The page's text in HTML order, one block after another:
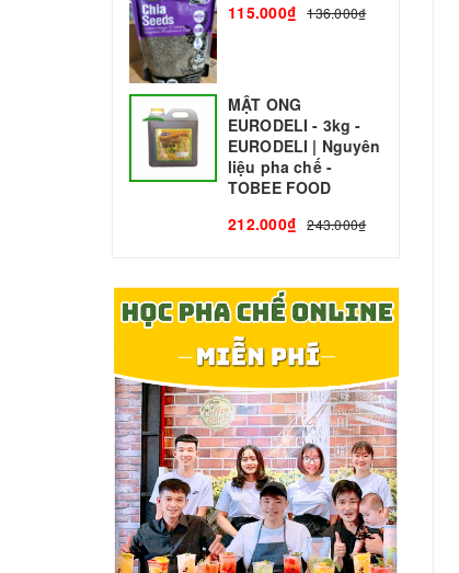
115.000₫
136.000₫
MẬT ONG
EURODELI - 3kg -
EURODELI | Nguyên
liệu pha chế -
TOBEE FOOD
212.000₫
243.000₫